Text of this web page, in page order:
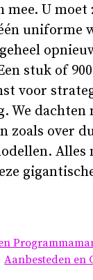
U
uniforme
stuk of 900
voor
We
zoals over
Alles
Aanbesteden en